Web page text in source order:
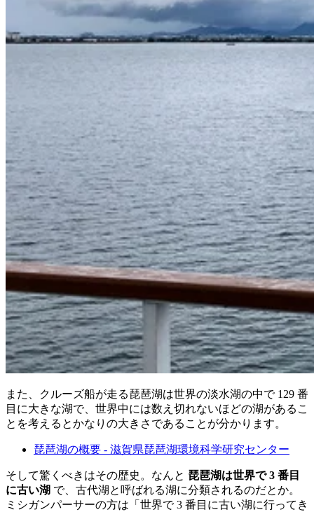
また、クルーズ船が走る琵琶湖は世界の淡水湖の中で 129 番
目に大きな湖で、世界中には数え切れないほどの湖があるこ
とを考えるとかなりの大きさであることが分かります。
琵琶湖の概要 - 滋賀県琵琶湖環境科学研究センター
そして驚くべきはその歴史。なんと 琵琶湖は世界で 3 番目
に古い湖 で、古代湖と呼ばれる湖に分類されるのだとか。
ミシガンパーサーの方は「世界で 3 番目に古い湖に行ってき